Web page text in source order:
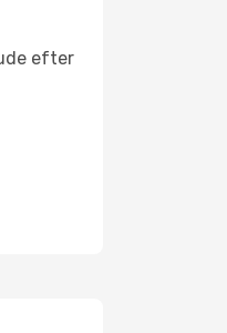
efter